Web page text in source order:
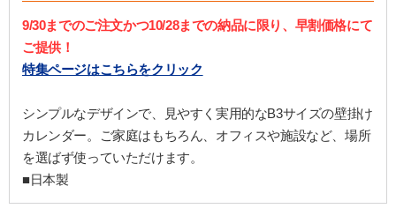
9/30までのご注文かつ10/28までの納品に限り、早割価格にて
ご提供！
特集ページはこちらをクリック
シンプルなデザインで、見やすく実用的なB3サイズの壁掛け
カレンダー。ご家庭はもちろん、オフィスや施設など、場所
を選ばず使っていただけます。
■日本製